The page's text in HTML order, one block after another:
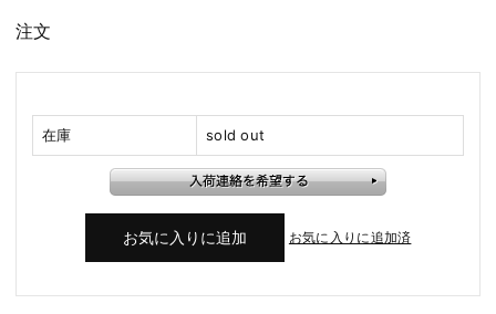
注文
在庫 sold out
お気に入りに追加済